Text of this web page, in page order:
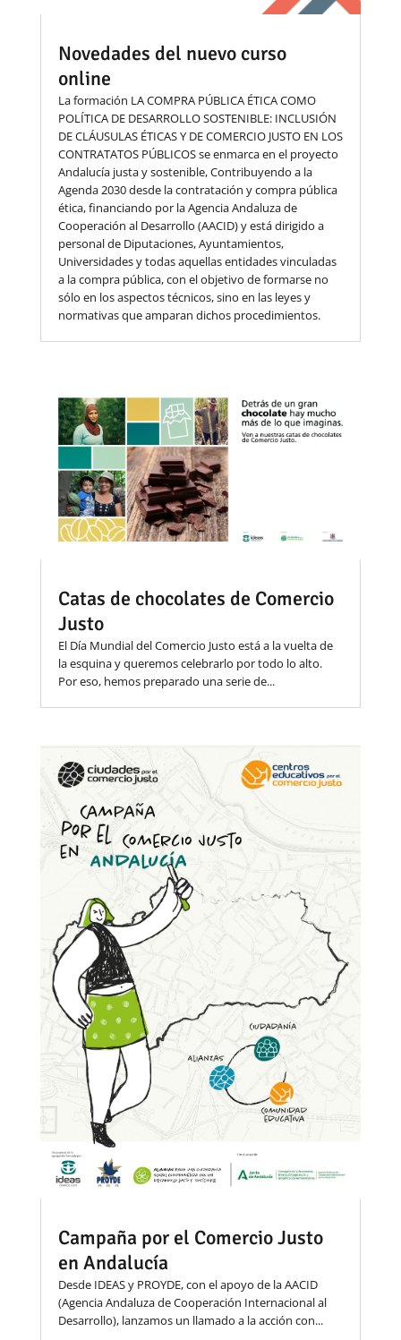
Novedades del nuevo curso
online
La formación LA COMPRA PÚBLICA ÉTICA COMO
POLÍTICA DE DESARROLLO SOSTENIBLE: INCLUSIÓN
DE CLÁUSULAS ÉTICAS Y DE COMERCIO JUSTO EN LOS
CONTRATATOS PÚBLICOS se enmarca en el proyecto
Andalucía justa y sostenible, Contribuyendo a la
Agenda 2030 desde la contratación y compra pública
ética, financiando por la Agencia Andaluza de
Cooperación al Desarrollo (AACID) y está dirigido a
personal de Diputaciones, Ayuntamientos,
Universidades y todas aquellas entidades vinculadas
a la compra pública, con el objetivo de formarse no
sólo en los aspectos técnicos, sino en las leyes y
normativas que amparan dichos procedimientos.
Catas de chocolates de Comercio
Justo
El Día Mundial del Comercio Justo está a la vuelta de
la esquina y queremos celebrarlo por todo lo alto.
Por eso, hemos preparado una serie de...
Campaña por el Comercio Justo
en Andalucía
Desde IDEAS y PROYDE, con el apoyo de la AACID
(Agencia Andaluza de Cooperación Internacional al
Desarrollo), lanzamos un llamado a la acción con...